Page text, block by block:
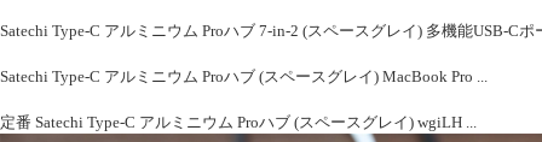
Satechi Type-C アルミニウム Proハブ 7-in-2 (スペースグレイ) 多機能USB-C
Satechi Type-C アルミニウム Proハブ (スペースグレイ) MacBook Pro ...
定番 Satechi Type-C アルミニウム Proハブ (スペースグレイ) wgiLH ...